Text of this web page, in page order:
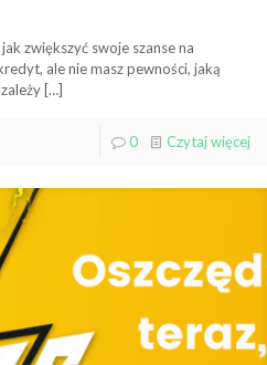
zwiększyć swoje szanse na
ale nie masz pewności, jaką
[…]
0 Czytaj więcej